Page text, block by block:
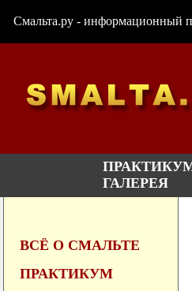
Смальта.ру - информационный
ГАЛЕРЕЯ
ВСЁ О СМАЛЬТЕ
ПРАКТИКУМ